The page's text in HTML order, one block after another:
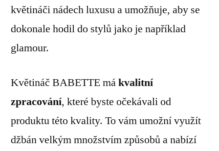
květináči nádech luxusu a umožňuje, aby se
dokonale hodil do stylů jako je například
glamour.
Květináč BABETTE mákvalitní
zpracování, které byste očekávali od
produktu této kvality. To vám umožní využít
džbán velkým množstvím způsobů a nabízí